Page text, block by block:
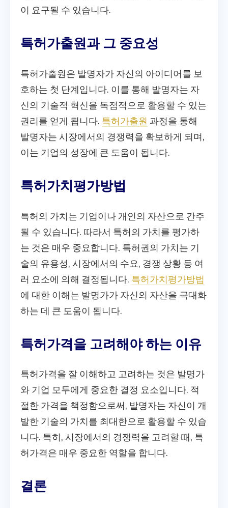
이 요구될 수 있습니다.
특허가출원과 그 중요성
특허가출원은 발명자가 자신의 아이디어를 보
호하는 첫 단계입니다. 이를 통해 발명자는 자
신의 기술적 혁신을 독점적으로 활용할 수 있는
권리를 얻게 됩니다. 특허가출원 과정을 통해
발명자는 시장에서의 경쟁력을 확보하게 되며,
이는 기업의 성장에 큰 도움이 됩니다.
특허가치평가방법
특허의 가치는 기업이나 개인의 자산으로 간주
될 수 있습니다. 따라서 특허의 가치를 평가하
는 것은 매우 중요합니다. 특허권의 가치는 기
술의 유용성, 시장에서의 수요, 경쟁 상황 등 여
러 요소에 의해 결정됩니다. 특허가치평가방법
에 대한 이해는 발명가가 자신의 자산을 극대화
하는 데 큰 도움이 됩니다.
특허가격을 고려해야 하는 이유
특허가격을 잘 이해하고 고려하는 것은 발명가
와 기업 모두에게 중요한 결정 요소입니다. 적
절한 가격을 책정함으로써, 발명자는 자신이 개
발한 기술의 가치를 최대한으로 활용할 수 있습
니다. 특히, 시장에서의 경쟁력을 고려할 때, 특
허가격은 매우 중요한 역할을 합니다.
결론